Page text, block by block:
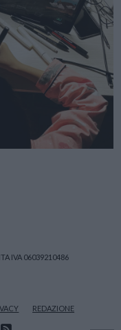
IVA 06039210486
REDAZIONE